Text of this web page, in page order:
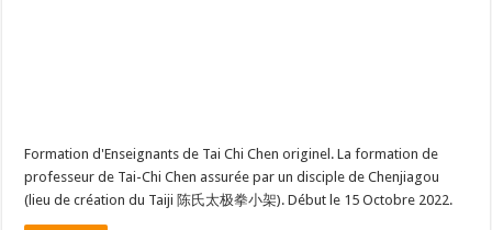
Formation d'Enseignants de Tai Chi Chen originel. La formation de
professeur de Tai-Chi Chen assurée par un disciple de Chenjiagou
(lieu de création du Taiji 陈氏太极拳小架). Début le 15 Octobre 2022.